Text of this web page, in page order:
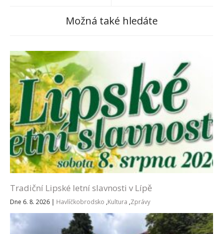
Možná také hledáte
Tradiční Lipské letní slavnosti v Lípě
Dne 6. 8. 2026 | Havlíčkobrodsko ,Kultura ,Zprávy